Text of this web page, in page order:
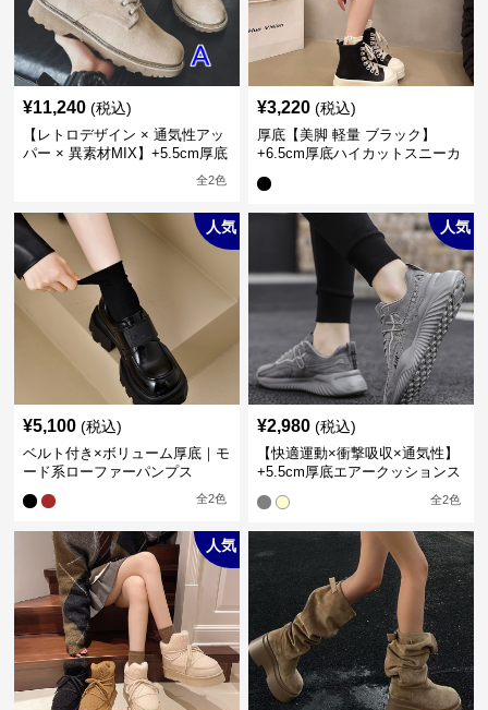
¥11,240 (税込)
【レトロデザイン × 通気性アッ
パー × 異素材MIX】+5.5cm厚底
全2色
¥3,220 (税込)
厚底【美脚 軽量 ブラック】
+6.5cm厚底ハイカットスニーカ
人気
¥5,100 (税込)
ベルト付き×ボリューム厚底｜モ
ード系ローファーパンプス
全2色
人気
¥2,980 (税込)
【快適運動×衝撃吸収×通気性】
+5.5cm厚底エアークッションス
全2色
人気